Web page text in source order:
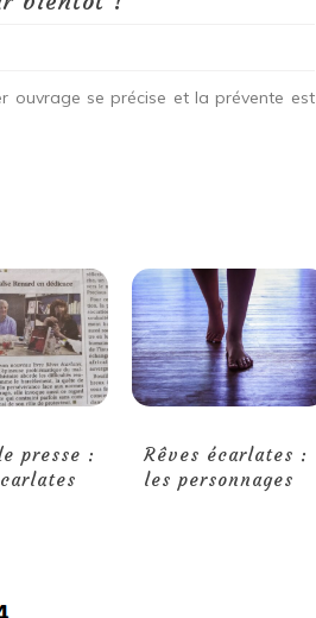
ouvrage se précise et la prévente est
presse :
Rêves écarlates :
les personnages